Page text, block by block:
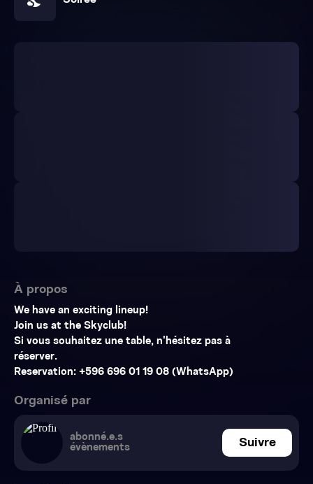
À propos
We have an exciting lineup!
Join us at the Skyclub!
Si vous souhaitez une table, n'hésitez pas à
réserver.
Reservation: +596 696 01 19 08 (WhatsApp)
Organisé par
abonné.e.s
évènements
Suivre